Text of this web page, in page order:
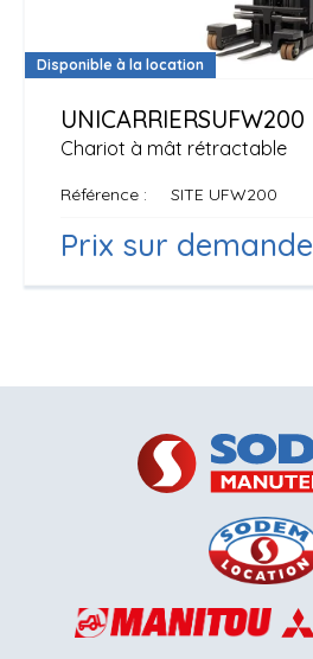
Disponible à la location
Chariot à mât rétractable
UNICARRIERSUFW200
Référence SITE UFW200
Prix sur demande